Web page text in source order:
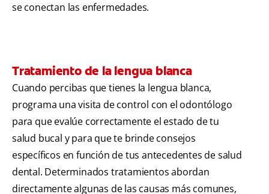
se conectan las enfermedades.
Tratamiento de la lengua blanca
Cuando percibas que tienes la lengua blanca,
programa una visita de control con el odontólogo
para que evalúe correctamente el estado de tu
salud bucal y para que te brinde consejos
específicos en función de tus antecedentes de salud
dental. Determinados tratamientos abordan
directamente algunas de las causas más comunes,